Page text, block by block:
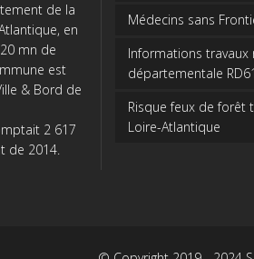
de la
en
mn de
est
& Bord de
2 617
de 2014.
Médecins sans
Informations travaux
départementale RD61
Risque feux de forêt
Loire-Atlantique